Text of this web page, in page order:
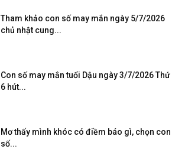
Tham khảo con số may mắn ngày 5/7/2026
chủ nhật cung...
Con số may mắn tuổi Dậu ngày 3/7/2026 Thứ
6 hút...
Mơ thấy mình khóc có điềm báo gì, chọn con
số...